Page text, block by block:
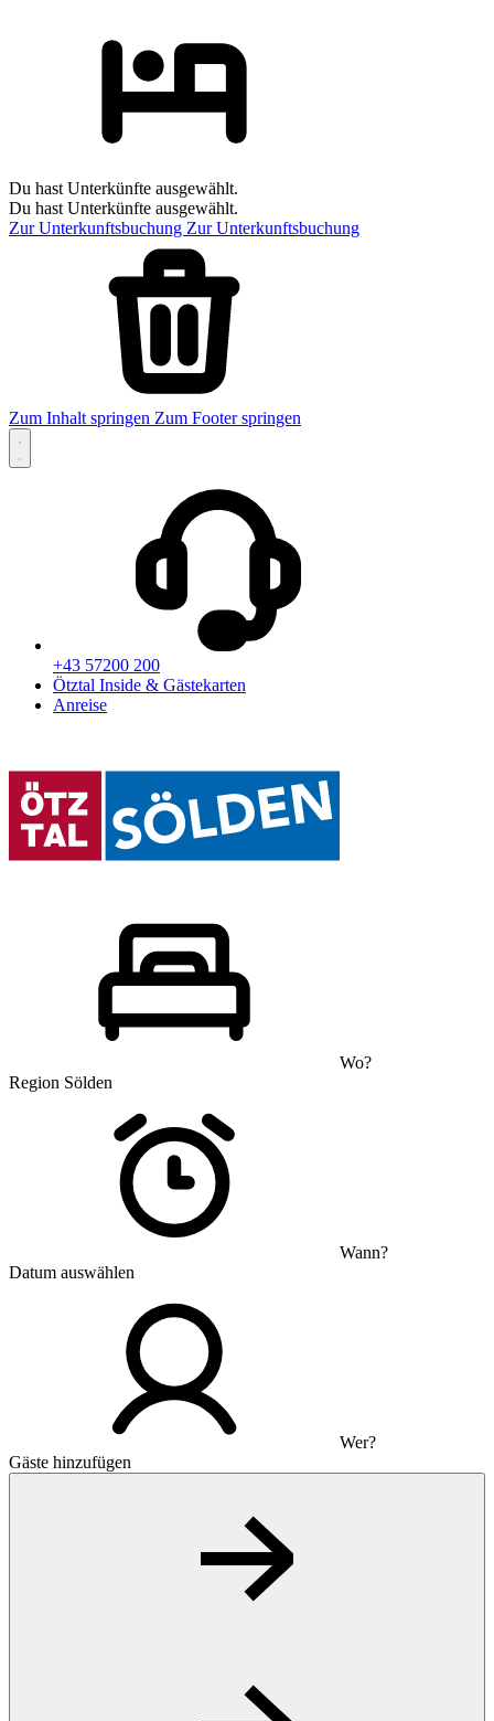
Du hast Unterkünfte ausgewählt.
Du hast Unterkünfte ausgewählt.
Zur Unterkunftsbuchung Zur Unterkunftsbuchung
Zum Inhalt springen Zum Footer springen
+43 57200 200
Ötztal Inside & Gästekarten
Anreise
Wo?
Region Sölden
Wann?
Datum auswählen
Wer?
Gäste hinzufügen